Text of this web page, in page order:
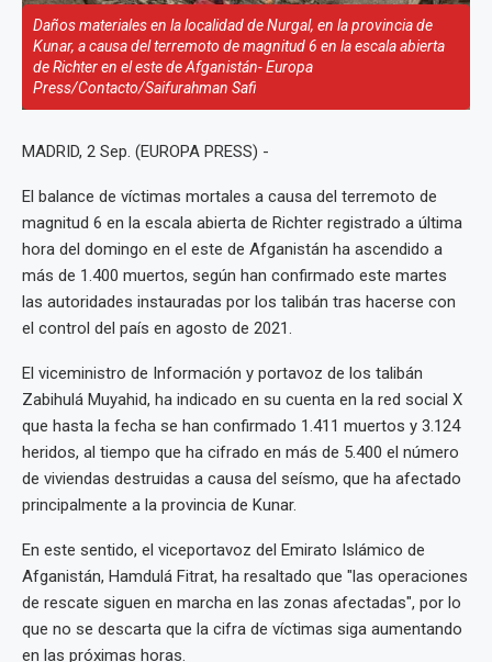
Daños materiales en la localidad de Nurgal, en la provincia de
Kunar, a causa del terremoto de magnitud 6 en la escala abierta
de Richter en el este de Afganistán- Europa
Press/Contacto/Saifurahman Safi
MADRID, 2 Sep. (EUROPA PRESS) -
El balance de víctimas mortales a causa del terremoto de
magnitud 6 en la escala abierta de Richter registrado a última
hora del domingo en el este de Afganistán ha ascendido a
más de 1.400 muertos, según han confirmado este martes
las autoridades instauradas por los talibán tras hacerse con
el control del país en agosto de 2021.
El viceministro de Información y portavoz de los talibán
Zabihulá Muyahid, ha indicado en su cuenta en la red social X
que hasta la fecha se han confirmado 1.411 muertos y 3.124
heridos, al tiempo que ha cifrado en más de 5.400 el número
de viviendas destruidas a causa del seísmo, que ha afectado
principalmente a la provincia de Kunar.
En este sentido, el viceportavoz del Emirato Islámico de
Afganistán, Hamdulá Fitrat, ha resaltado que "las operaciones
de rescate siguen en marcha en las zonas afectadas", por lo
que no se descarta que la cifra de víctimas siga aumentando
en las próximas horas.